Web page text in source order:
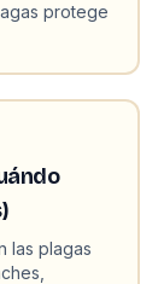
protege
las plagas